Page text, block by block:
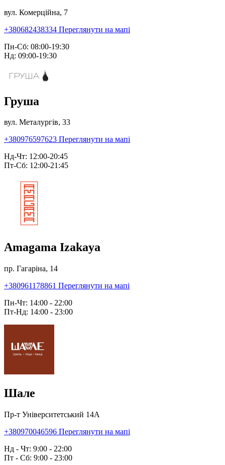
вул. Комерційна, 7
+380682438334 Переглянути на мапі
Пн-Сб: 08:00-19:30
Нд: 09:00-19:30
Груша
вул. Металургів, 33
+380976597623 Переглянути на мапі
Нд-Чт: 12:00-20:45
Пт-Сб: 12:00-21:45
Amagama Izakaya
пр. Гагаріна, 14
+380961178861 Переглянути на мапі
Пн-Чт: 14:00 - 22:00
Пт-Нд: 14:00 - 23:00
Шале
Пр-т Університетський 14А
+380970046596 Переглянути на мапі
Нд - Чт: 9:00 - 22:00
Пт - Сб: 9:00 - 23:00